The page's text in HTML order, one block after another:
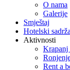
O nama
Galerije
Smještaj
Hotelski
Aktivnosti
Krapanj
Rent a